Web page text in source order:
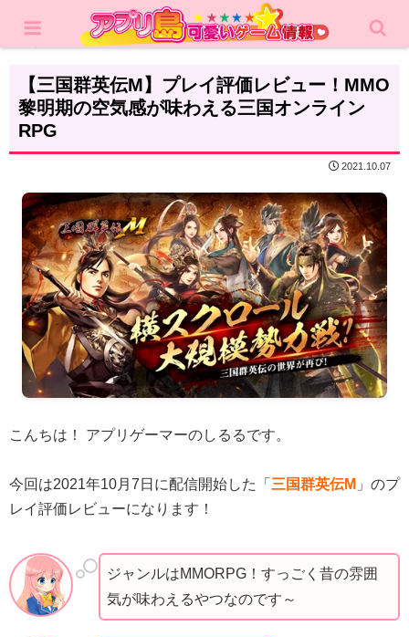
レビュー MMORPG
【三国群英伝M】プレイ評価レビュー！MMO
黎明期の空気感が味わえる三国オンライン
RPG
2021.10.07
こんちは！ アプリゲーマーのしるるです。
今回は2021年10月7日に配信開始した「 三国群英伝M 」のプ
レイ評価レビューになります！
ジャンルはMMORPG！すっごく昔の雰囲
気が味わえるやつなのです～